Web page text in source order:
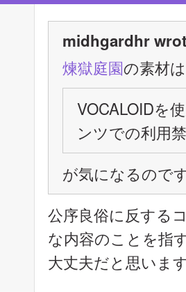
midhgardhr
煉獄庭園の素材
VOCALOIDを
ンツでの利用
が気になるので
公序良俗に反する
な内容のことを指
大丈夫だと思いま